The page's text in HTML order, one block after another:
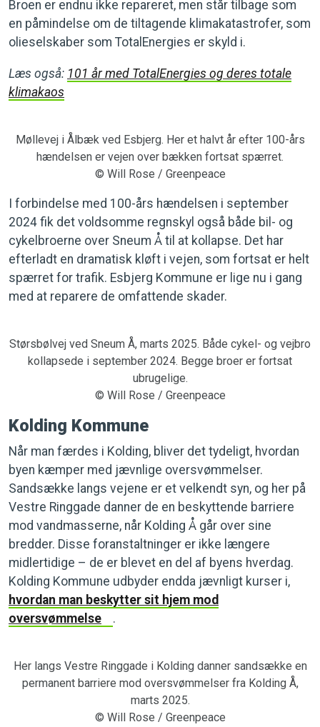
Broen er endnu ikke repareret, men står tilbage som
en påmindelse om de tiltagende klimakatastrofer, som
olieselskaber som TotalEnergies er skyld i.
Læs også: 101 år med TotalEnergies og deres totale
klimakaos
Møllevej i Ålbæk ved Esbjerg. Her et halvt år efter 100-års
hændelsen er vejen over bækken fortsat spærret.
© Will Rose / Greenpeace
I forbindelse med 100-års hændelsen i september
2024 fik det voldsomme regnskyl også både bil- og
cykelbroerne over Sneum Å til at kollapse. Det har
efterladt en dramatisk kløft i vejen, som fortsat er helt
spærret for trafik. Esbjerg Kommune er lige nu i gang
med at reparere de omfattende skader.
Størsbølvej ved Sneum Å, marts 2025. Både cykel- og vejbro
kollapsede i september 2024. Begge broer er fortsat
ubrugelige.
© Will Rose / Greenpeace
Kolding Kommune
Når man færdes i Kolding, bliver det tydeligt, hvordan
byen kæmper med jævnlige oversvømmelser.
Sandsække langs vejene er et velkendt syn, og her på
Vestre Ringgade danner de en beskyttende barriere
mod vandmasserne, når Kolding Å går over sine
bredder. Disse foranstaltninger er ikke længere
midlertidige – de er blevet en del af byens hverdag.
Kolding Kommune udbyder endda jævnligt kurser i,
hvordan man beskytter sit hjem mod
oversvømmelse
.
Her langs Vestre Ringgade i Kolding danner sandsække en
permanent barriere mod oversvømmelser fra Kolding Å,
marts 2025.
© Will Rose / Greenpeace